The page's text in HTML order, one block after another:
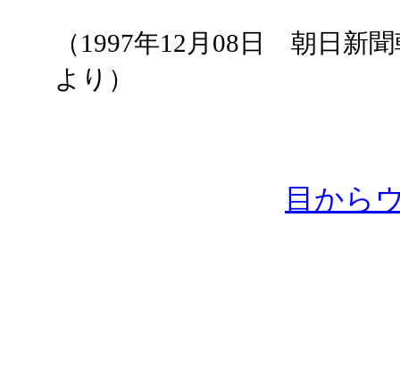
（1997年12月08日 朝日
より）
目から